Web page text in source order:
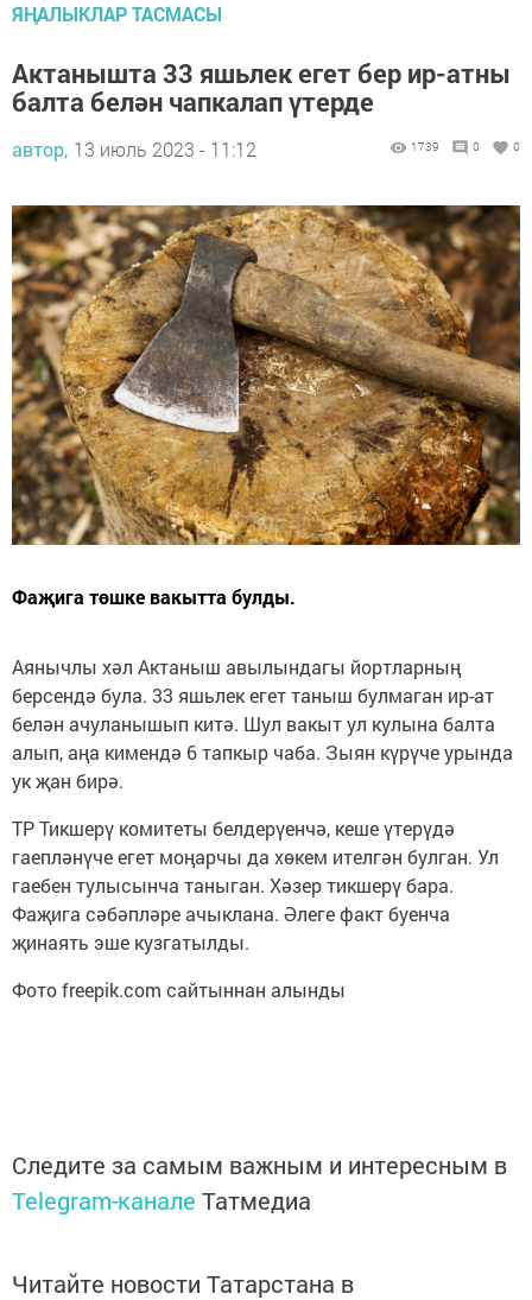
ЯҢАЛЫКЛАР ТАСМАСЫ
Актанышта 33 яшьлек егет бер ир-атны
балта белән чапкалап үтерде
автор, 13 июль 2023 - 11:12 1739 0 0
Фаҗига төшке вакытта булды.
Аянычлы хәл Актаныш авылындагы йортларның
берсендә була. 33 яшьлек егет таныш булмаган ир-ат
белән ачуланышып китә. Шул вакыт ул кулына балта
алып, аңа кимендә 6 тапкыр чаба. Зыян күрүче урында
ук җан бирә.
ТР Тикшерү комитеты белдерүенчә, кеше үтерүдә
гаепләнүче егет моңарчы да хөкем ителгән булган. Ул
гаебен тулысынча таныган. Хәзер тикшерү бара.
Фаҗига сәбәпләре ачыклана. Әлеге факт буенча
җинаять эше кузгатылды.
Фото freepik.com сайтыннан алынды
Следите за самым важным и интересным в
Telegram-канале Татмедиа
Читайте новости Татарстана в